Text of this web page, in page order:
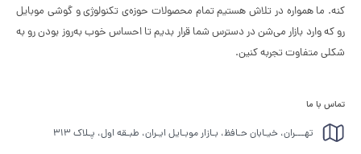
کنه. ما همواره در تلاش هستیم تمام محصولات حوزه‌ی تکنولوژی و گوشی موبایل
رو که وارد بازار می‌شن در دسترس شما قرار بدیم تا احساس خوب به‌روز بودن رو به
شکلی متفاوت تجربه کنین.
تماس با ما
تهـــران، خیـابان حـافظ، بـازار موبـایل ایـران، طبـقه اول، پـلاک ۳۱۳